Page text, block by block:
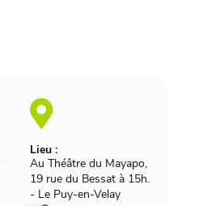
Lieu :
Au Théâtre du Mayapo,
19 rue du Bessat à 15h.
- Le Puy-en-Velay